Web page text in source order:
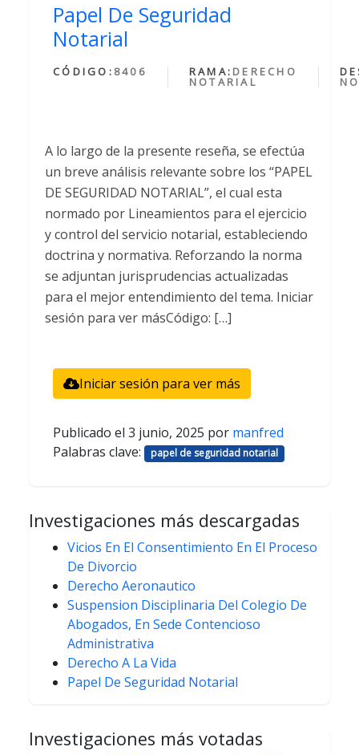
Papel De Seguridad
Notarial
CÓDIGO: 8406 RAMA: DERECHO
NOTARIAL
A lo largo de la presente reseña, se efectúa
un breve análisis relevante sobre los “PAPEL
DE SEGURIDAD NOTARIAL”, el cual esta
normado por Lineamientos para el ejercicio
y control del servicio notarial, estableciendo
doctrina y normativa. Reforzando la norma
se adjuntan jurisprudencias actualizadas
para el mejor entendimiento del tema. Iniciar
sesión para ver másCódigo: […]
Iniciar sesión para ver más
Publicado el 3 junio, 2025 por manfred
Palabras clave:
papel de seguridad notarial
Investigaciones más descargadas
Vicios En El Consentimiento En El Proceso
De Divorcio
Derecho Aeronautico
Suspension Disciplinaria Del Colegio De
Abogados, En Sede Contencioso
Administrativa
Derecho A La Vida
Papel De Seguridad Notarial
Investigaciones más votadas